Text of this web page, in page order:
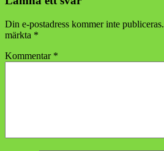
Din e-postadress kommer inte publiceras.
märkta *
Kommentar *